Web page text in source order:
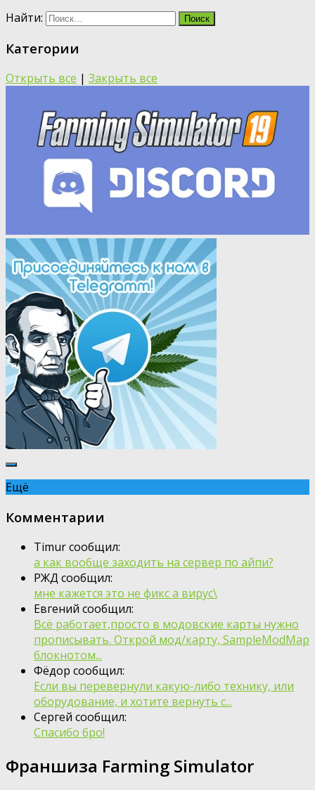
Найти:
Категории
Открыть все | Закрыть все
Ещё
Комментарии
Timur сообщил:
а как вообще заходить на сервер по айпи?
РЖД сообщил:
мне кажется это не фикс а вирус\
Евгений сообщил:
Всё работает,просто в модовские карты нужно
прописывать. Открой мод/карту, SampleModMap
блокнотом...
Фёдор сообщил:
Если вы перевернули какую-либо технику, или
оборудование, и хотите вернуть с...
Сергей сообщил:
Спасибо бро!
Франшиза Farming Simulator